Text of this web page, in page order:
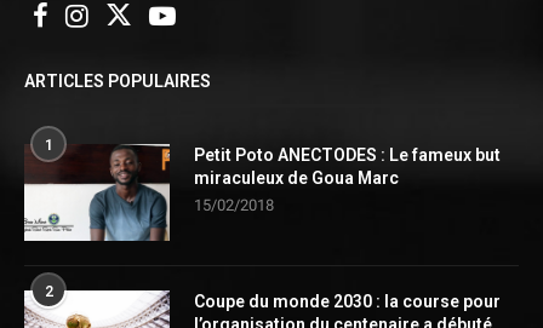
ARTICLES POPULAIRES
1
Petit Poto ANECTODES : Le fameux but
miraculeux de Goua Marc
15/02/2018
2
Coupe du monde 2030 : la course pour
l’organisation du centenaire a débuté